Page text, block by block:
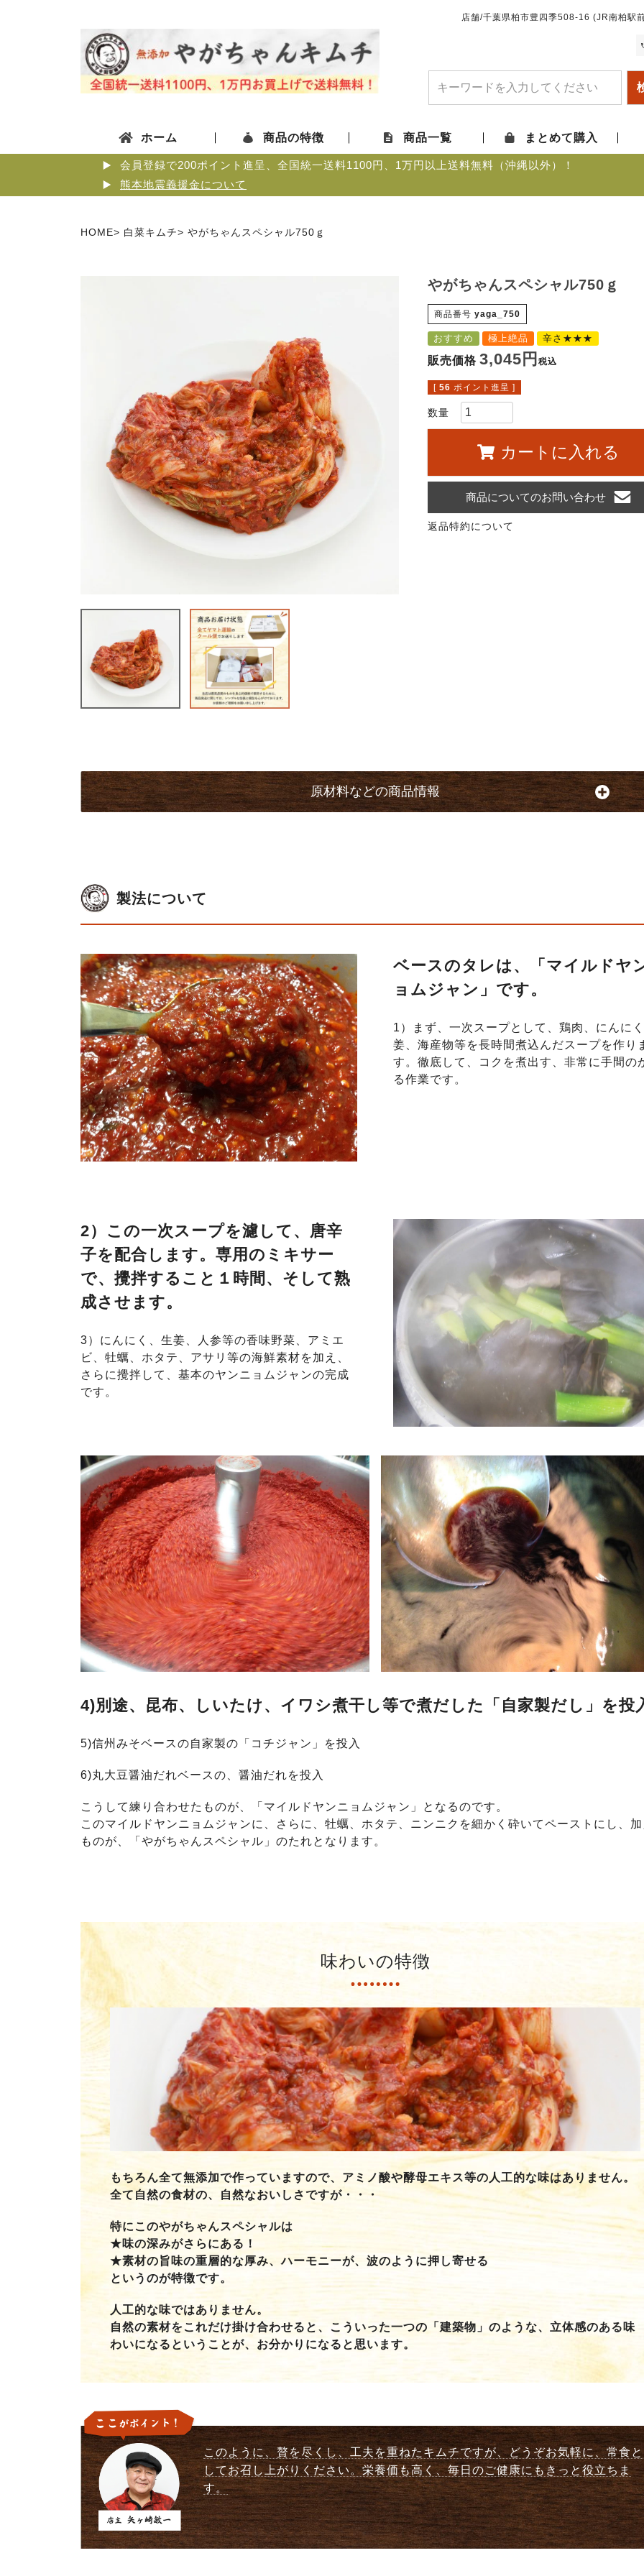
店舗/千葉県柏市豊四季508-16 (JR南柏駅
ホーム 商品の特徴 商品一覧 まとめて購入
会員登録で200ポイント進呈、全国統一送料1100円、1万円以上送料無料（沖縄以外）！
熊本地震義援金について
HOME 白菜キムチ やがちゃんスペシャル750ｇ
やがちゃんスペシャル750ｇ
商品番号 yaga_750
おすすめ 極上絶品 辛さ★★★
販売価格 3,045 税込
[ 56 ポイント進呈 ]
カートに入れる
商品についてのお問い合わせ
返品特約について
原材料などの商品情報
製法について
ベースのタレは、「マイルドヤ
ョムジャン」です。
1）まず、一次スープとして、鶏肉、にんに
姜、海産物等を長時間煮込んだスープを作り
す。徹底して、コクを煮出す、非常に手間の
る作業です。
2）この一次スープを濾して、唐辛
子を配合します。専用のミキサー
で、攪拌すること１時間、そして熟
成させます。
3）にんにく、生姜、人参等の香味野菜、アミエ
ビ、牡蠣、ホタテ、アサリ等の海鮮素材を加え、
さらに攪拌して、基本のヤンニョムジャンの完成
です。
4)別途、昆布、しいたけ、イワシ煮干し等で煮だした「自家製だし」を投
5)信州みそベースの自家製の「コチジャン」を投入
6)丸大豆醤油だれベースの、醤油だれを投入
こうして練り合わせたものが、「マイルドヤンニョムジャン」となるのです。
このマイルドヤンニョムジャンに、さらに、牡蠣、ホタテ、ニンニクを細かく砕いてペーストにし、
ものが、「やがちゃんスペシャル」のたれとなります。
味わいの特徴
もちろん全て無添加で作っていますので、アミノ酸や酵母エキス等の人工的な味はありません。
全て自然の食材の、自然なおいしさですが・・・
特にこのやがちゃんスペシャルは
★味の深みがさらにある！
★素材の旨味の重層的な厚み、ハーモニーが、波のように押し寄せる
というのが特徴です。
人工的な味ではありません。
自然の素材をこれだけ掛け合わせると、こういった一つの「建築物」のような、立体感のある味
わいになるということが、お分かりになると思います。
このように、贅を尽くし、工夫を重ねたキムチですが、どうぞお気軽に、常食と
してお召し上がりください。栄養価も高く、毎日のご健康にもきっと役立ちま
す。